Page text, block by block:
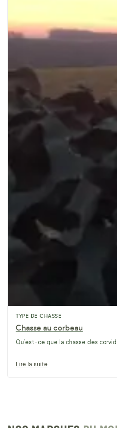
TYPE DE CHASSE
Chasse au corbeau
Qu’est-ce que la chasse des
Lire la suite